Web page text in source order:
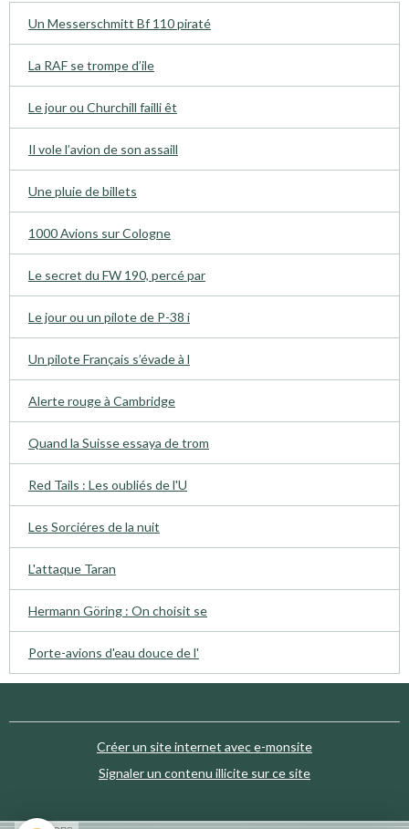
Un Messerschmitt Bf 110 piraté
La RAF se trompe d’ile
Le jour ou Churchill failli êt
Il vole l’avion de son assaill
Une pluie de billets
1000 Avions sur Cologne
Le secret du FW 190, percé par
Le jour ou un pilote de P-38 i
Un pilote Français s’évade à l
Alerte rouge à Cambridge
Quand la Suisse essaya de trom
Red Tails : Les oubliés de l'U
Les Sorciéres de la nuit
L'attaque Taran
Hermann Göring : On choisit se
Porte-avions d'eau douce de l'
Créer un site internet avec e-monsite
Signaler un contenu illicite sur ce site